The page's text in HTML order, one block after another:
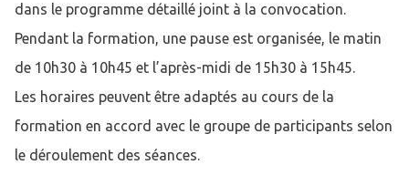
dans le programme détaillé joint à la convocation.
Pendant la formation, une pause est organisée, le matin
de 10h30 à 10h45 et l’après-midi de 15h30 à 15h45.
Les horaires peuvent être adaptés au cours de la
formation en accord avec le groupe de participants selon
le déroulement des séances.